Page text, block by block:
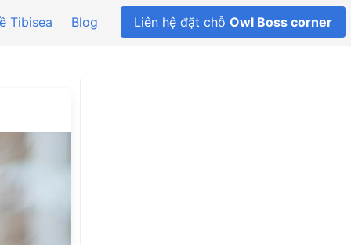
Tibisea Blog Liên hệ đặt chỗ Owl Boss corner